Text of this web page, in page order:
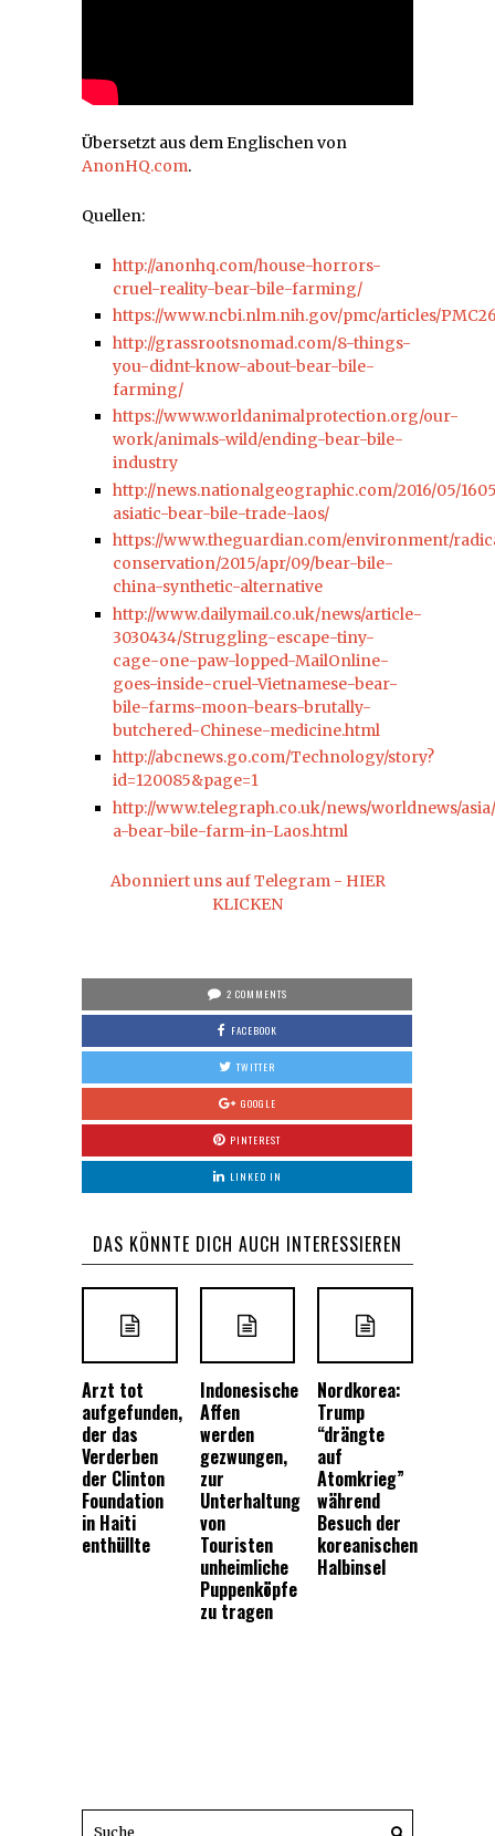
Übersetzt aus dem Englischen von
AnonHQ.com.
Quellen:
http://anonhq.com/house-horrors-
cruel-reality-bear-bile-farming/
https://www.ncbi.nlm.nih.gov/pmc/articles/
http://grassrootsnomad.com/8-things-
you-didnt-know-about-bear-bile-
farming/
https://www.worldanimalprotection.org/our-
work/animals-wild/ending-bear-bile-
industry
http://news.nationalgeographic.com/2016/05/
asiatic-bear-bile-trade-laos/
https://www.theguardian.com/environment/
conservation/2015/apr/09/bear-bile-
china-synthetic-alternative
http://www.dailymail.co.uk/news/article-
3030434/Struggling-escape-tiny-
cage-one-paw-lopped-MailOnline-
goes-inside-cruel-Vietnamese-bear-
bile-farms-moon-bears-brutally-
butchered-Chinese-medicine.html
http://abcnews.go.com/Technology/story?
id=120085&page=1
http://www.telegraph.co.uk/news/worldnews/
a-bear-bile-farm-in-Laos.html
Abonniert uns auf Telegram - HIER
KLICKEN
2 COMMENTS
FACEBOOK
TWITTER
GOOGLE
PINTEREST
LINKED IN
DAS KÖNNTE DICH AUCH INTERESSIEREN
Arzt tot
aufgefunden,
der das
Verderben
der Clinton
Foundation
in Haiti
enthüllte
Indonesische
Affen
werden
gezwungen,
zur
Unterhaltung
von
Touristen
unheimliche
Puppenköpfe
zu tragen
Nordkorea:
Trump
“drängte
auf
Atomkrieg”
während
Besuch der
koreanischen
Halbinsel